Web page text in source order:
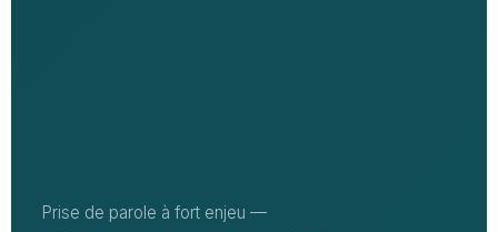
Prise de parole à fort enjeu —